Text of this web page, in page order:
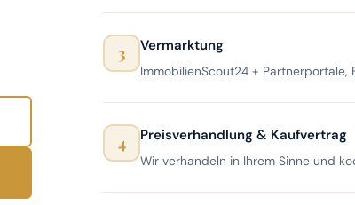
3 Vermarktung
ImmobilienScout24 +
4 Preisverhandlung & Kaufvertrag
Wir verhandeln in Ihrem Sinne und